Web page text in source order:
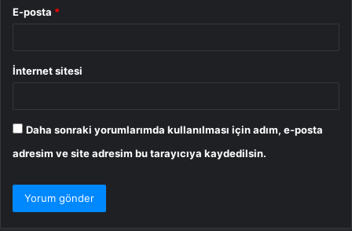
E-posta *
İnternet sitesi
Daha sonraki yorumlarımda kullanılması için adım, e-posta
adresim ve site adresim bu tarayıcıya kaydedilsin.